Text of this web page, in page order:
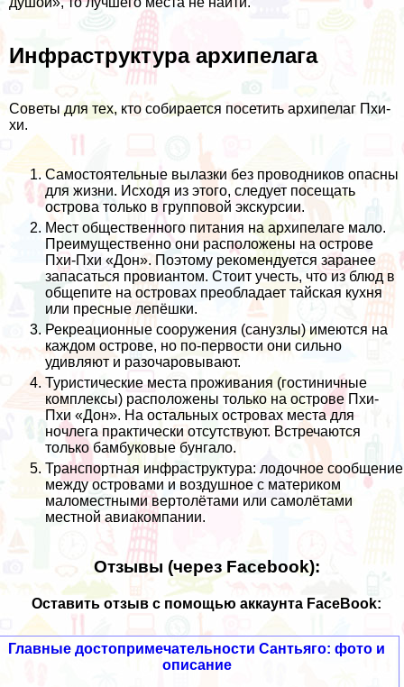
Инфраструктура архипелага
Советы для тех, кто собирается посетить архипелаг Пхи-
хи.
Самостоятельные вылазки без проводников опасны
для жизни. Исходя из этого, следует посещать
острова только в групповой экскурсии.
Мест общественного питания на архипелаге мало.
Преимущественно они расположены на острове
Пхи-Пхи «Дон». Поэтому рекомендуется заранее
запасаться провиантом. Стоит учесть, что из блюд в
общепите на островах преобладает тайская кухня
или пресные лепёшки.
Рекреационные сооружения (санузлы) имеются на
каждом острове, но по-первости они сильно
удивляют и разочаровывают.
Туристические места проживания (гостиничные
комплексы) расположены только на острове Пхи-
Пхи «Дон». На остальных островах места для
ночлега практически отсутствуют. Встречаются
только бамбуковые бунгало.
Транспортная инфраструктура: лодочное сообщение
между островами и воздушное с материком
маломестными вертолётами или самолётами
местной авиакомпании.
Отзывы (через Facebook):
Оставить отзыв с помощью аккаунта FaceBook:
Главные достопримечательности Сантьяго: фото и
описание